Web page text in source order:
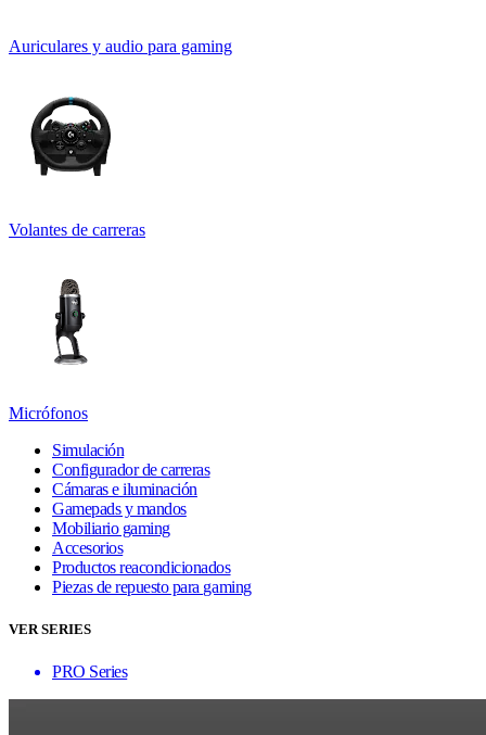
Auriculares y audio para gaming
Volantes de carreras
Micrófonos
Simulación
Configurador de carreras
Cámaras e iluminación
Gamepads y mandos
Mobiliario gaming
Accesorios
Productos reacondicionados
Piezas de repuesto para gaming
VER SERIES
PRO Series